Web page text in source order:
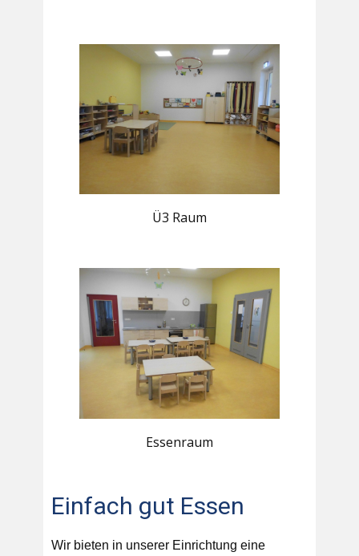
Ü3 Raum
Essenraum
Einfach gut Essen
Wir bieten in unserer Einrichtung eine